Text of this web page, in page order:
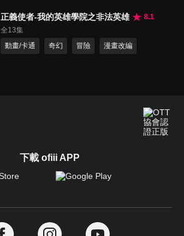
正義使者-我的英雄學院之非法英雄
8.1
全13集
動畫/卡通
奇幻 冒險 漫畫改編
下載 ofiii APP